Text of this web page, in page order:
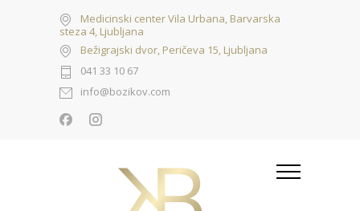
Medicinski center Vila Urbana, Barvarska
steza 4, Ljubljana
Bežigrajski dvor, Peričeva 15, Ljubljana
041 33 10 67
info@bozikov.com